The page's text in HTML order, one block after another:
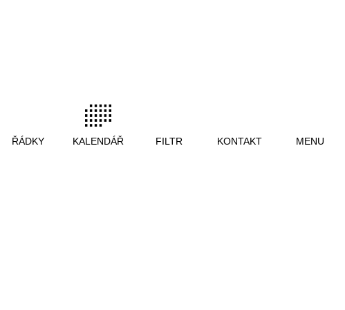
ŘÁDKY KALENDÁŘ FILTR KONTAKT MENU